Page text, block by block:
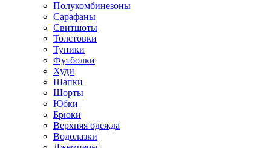
Полукомбинезоны
Сарафаны
Свитшоты
Толстовки
Туники
Футболки
Худи
Шапки
Шорты
Юбки
Брюки
Верхняя одежда
Водолазки